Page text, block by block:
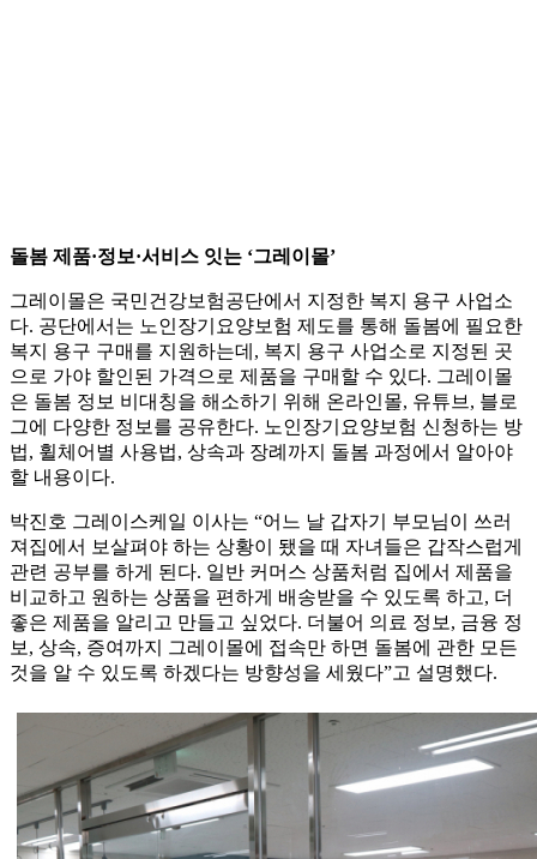
돌봄 제품·정보·서비스 잇는 ‘그레이몰’
그레이몰은 국민건강보험공단에서 지정한 복지 용구 사업소
다. 공단에서는 노인장기요양보험 제도를 통해 돌봄에 필요한
복지 용구 구매를 지원하는데, 복지 용구 사업소로 지정된 곳
으로 가야 할인된 가격으로 제품을 구매할 수 있다. 그레이몰
은 돌봄 정보 비대칭을 해소하기 위해 온라인몰, 유튜브, 블로
그에 다양한 정보를 공유한다. 노인장기요양보험 신청하는 방
법, 휠체어별 사용법, 상속과 장례까지 돌봄 과정에서 알아야
할 내용이다.
박진호 그레이스케일 이사는 “어느 날 갑자기 부모님이 쓰러
져집에서 보살펴야 하는 상황이 됐을 때 자녀들은 갑작스럽게
관련 공부를 하게 된다. 일반 커머스 상품처럼 집에서 제품을
비교하고 원하는 상품을 편하게 배송받을 수 있도록 하고, 더
좋은 제품을 알리고 만들고 싶었다. 더불어 의료 정보, 금융 정
보, 상속, 증여까지 그레이몰에 접속만 하면 돌봄에 관한 모든
것을 알 수 있도록 하겠다는 방향성을 세웠다”고 설명했다.